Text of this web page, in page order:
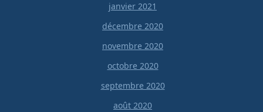
janvier 2021
décembre 2020
novembre 2020
octobre 2020
septembre 2020
août 2020